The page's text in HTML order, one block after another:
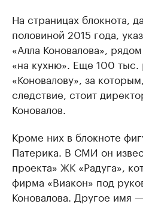
На страницах блокнота,
половиной 2015 года,
«Алла Коновалова»,
«на кухню». Еще 100 тыс.
«Коновалову», за
следствие, стоит
Коновалов.
Кроме них в блокноте
Патерика. В СМИ он
проекта» ЖК «Радуга»,
фирма «Виакон» под
Коновалова. Другое имя